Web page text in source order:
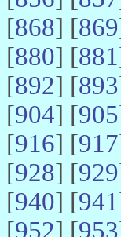
[868] [869
[880] [881
[892] [893
[904] [905
[916] [917
[928] [929
[940] [941
[952] [953